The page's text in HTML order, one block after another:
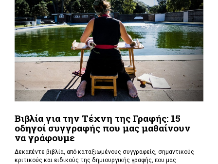
Βιβλία για την Τέχνη της Γραφής: 15
οδηγοί συγγραφής που μας μαθαίνουν
να γράφουμε
Δεκαπέντε βιβλία, από καταξιωμένους συγγραφείς, σημαντικούς
κριτικούς και ειδικούς της δημιουργικής γραφής, που μας